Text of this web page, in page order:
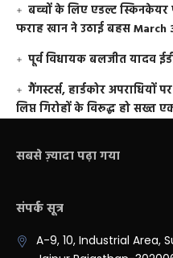
बच्चों के लिए एडल्ट
फराह खान ने उठाई बहसMarch
पूर्व विधायक बलजीत यादव
गैंगस्टर्स, हार्डकोर
लिप्त गिरोहों के विरूद्ध हो सख्त
सबसे ज़्यादा पढ़ा गया
संपर्क सूत्र
A-9, 10, Industrial Area,